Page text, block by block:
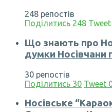
248 репостів
Поділитись 248 Tweet
Що знають про
думки Носівчани
30 репостів
Поділитись 30 Tweet
Носівське